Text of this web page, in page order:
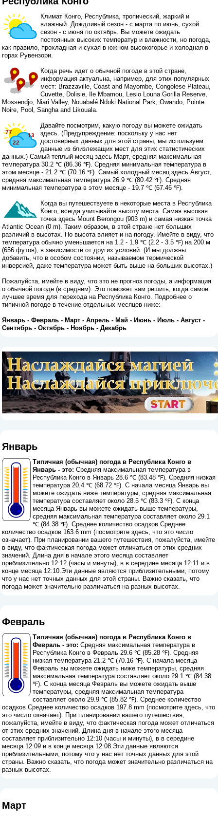
Климат Конго, Республика, тропический, жаркий и
влажный. Дождливый сезон - с марта по июнь, сухой
сезон - с июня по октябрь. Вы можете ожидать
постоянных высоких температур и влажности, но погода,
как правило, прохладная и сухая в южном высокогорье и холодная в
горах Рувензори.
Когда речь идет о обычной погоде в этой стране,
информация актуальна, например, для этих популярных
мест: Brazzaville, Coast and Mayombe, Congolese Plateau,
Cuvette, Dolisie, Ile Mbamou, Lesio Louna Gorilla Reserve,
Mossendjo, Niari Valley, Nouabalé Ndoki National Park, Owando, Pointe
Noire, Pool, Sangha and Likouala.
Давайте посмотрим, какую погоду вы можете ожидать
здесь. (Предупреждение: поскольку у нас нет
достоверных данных для этой страны, мы используем
данные из близлежащих мест для этих статистических
данных.) Самый теплый месяц здесь Март, средняя максимальная
температура 30.2 ℃ (86.36 ℉). Средняя минимальная температура в
этом месяце - 21.2 ℃ (70.16 ℉). Самый холодный месяц здесь Август,
средняя максимальная температура 26.9 ℃ (80.42 ℉). Средняя
минимальная температура в этом месяце - 19.7 ℃ (67.46 ℉).
Когда вы путешествуете в некоторые места в Республика
Конго, всегда учитывайте высоту места. Самая высокая
точка здесь Mount Berongou (903 m) и самая низкая точка
Atlantic Ocean (0 m). Таким образом, в этой стране нет больших
различий в высотах. Но высота влияет и на погоду. Имейте в виду, что
температура обычно уменьшается на 1.2 - 1.9 ℃ (2.2 - 3.5 ℉) на 200 м
(656 футов), в зависимости от других условий. (И мы должны
добавить, что в особом состоянии, называемом термической
инверсией, даже температура может быть выше на больших высотах.)
Пожалуйста, имейте в виду, что это не прогноз погоды, а информация
о обычной погоде (в среднем). Это поможет вам решить, когда самое
лучшее время для перехода на Республика Конго. Подробнее о
типичной погоде в течение отдельных месяцев ниже:
Январь -Февраль -Март -Апрель -Май -Июнь -Июль -Август -
Сентябрь -Октябрь -Ноябрь -Декабрь
Январь
Типичная (обычная) погода в Республика Конго в
Январь - это: Средняя максимальная температура в
Республика Конго в Январь 28.6 ℃ (83.48 ℉). Средняя низкая
температура 20.4 ℃ (68.72 ℉). С начала месяца Январь вы
можете ожидать ниже температуры, средняя максимальная
температура составляет около 28.5 ℃ (83.3 ℉). С конца
месяца Январь вы можете ожидать выше температуры,
средняя максимальная температура составляет около 29.1
℃ (84.38 ℉). Среднее количество осадков Среднее
количество осадков 163.6 mm (посмотрите здесь, что это число
означает). При планировании вашего путешествия, пожалуйста, имейте
в виду, что фактическая погода может отличаться от этих средних
значений. Длина дня в начале этого месяца составляет
приблизительно 12:12 (часы и минуты), в в середине месяца 12:11 и в
конце месяца 12:10.Эти данные являются приблизительными, потому
что у нас нет точных данных для этой страны. Важно сказать, что
погода может значительно различаться на разных высотах.
Февраль
Типичная (обычная) погода в Республика Конго в
Февраль - это: Средняя максимальная температура в
Республика Конго в Февраль 29.6 ℃ (85.28 ℉). Средняя
низкая температура 21.2 ℃ (70.16 ℉). С начала месяца
Февраль вы можете ожидать ниже температуры, средняя
максимальная температура составляет около 29.1 ℃ (84.38
℉). С конца месяца Февраль вы можете ожидать выше
температуры, средняя максимальная температура
составляет около 29.9 ℃ (85.82 ℉). Среднее количество
осадков Среднее количество осадков 197.8 mm (посмотрите здесь, что
это число означает). При планировании вашего путешествия,
пожалуйста, имейте в виду, что фактическая погода может отличаться
от этих средних значений. Длина дня в начале этого месяца
составляет приблизительно 12:10 (часы и минуты), в в середине
месяца 12:09 и в конце месяца 12:08.Эти данные являются
приблизительными, потому что у нас нет точных данных для этой
страны. Важно сказать, что погода может значительно различаться на
разных высотах.
Март